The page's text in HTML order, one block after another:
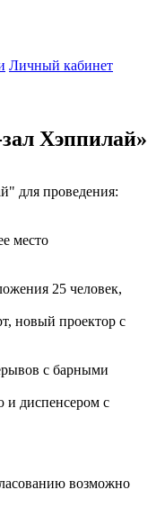
Личный кабинет
Хэппилай»
для проведения:
место
25 человек,
новый проектор c
с барными
диспенсером с
возможно